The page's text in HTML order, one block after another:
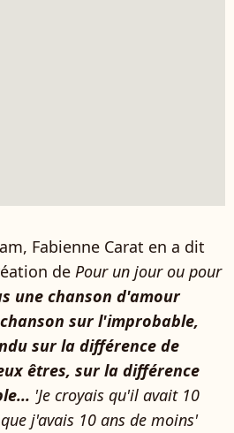
Fabienne Carat en a dit
de Pour un jour ou pour
une chanson d'amour
sur l'improbable,
sur la différence de
êtres, sur la différence
'Je croyais qu'il avait 10
j'avais 10 ans de moins'